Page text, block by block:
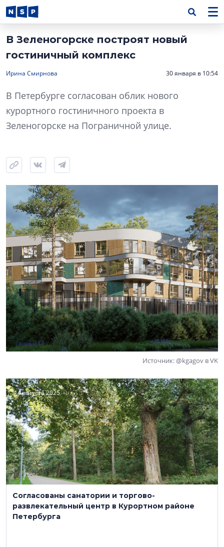
В Зеленогорске построят новый
гостиничный комплекс
Ирина Смирнова 30 января в 10:54
В Петербурге согласован облик нового
курортного гостиничного проекта в
Зеленогорске на Пограничной улице.
Источник: @kgagov в VK
14 августа 2025
Согласованы санатории и торгово-
развлекательный центр в Курортном районе
Петербурга